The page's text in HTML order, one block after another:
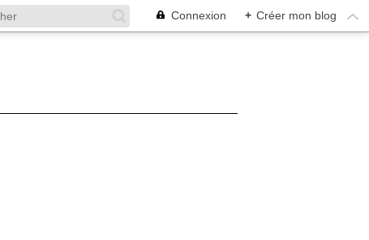
Connexion + Créer mon blog